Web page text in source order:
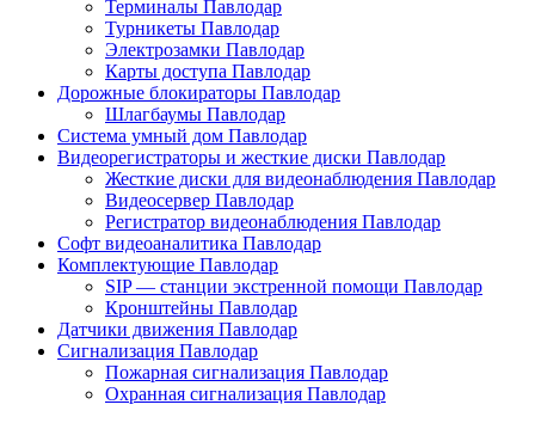
Терминалы Павлодар
Турникеты Павлодар
Электрозамки Павлодар
Карты доступа Павлодар
Дорожные блокираторы Павлодар
Шлагбаумы Павлодар
Система умный дом Павлодар
Видеорегистраторы и жесткие диски Павлодар
Жесткие диски для видеонаблюдения Павлодар
Видеосервер Павлодар
Регистратор видеонаблюдения Павлодар
Софт видеоаналитика Павлодар
Комплектующие Павлодар
SIP — станции экстренной помощи Павлодар
Кронштейны Павлодар
Датчики движения Павлодар
Сигнализация Павлодар
Пожарная сигнализация Павлодар
Охранная сигнализация Павлодар